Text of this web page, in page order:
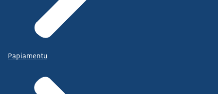
Papiamentu